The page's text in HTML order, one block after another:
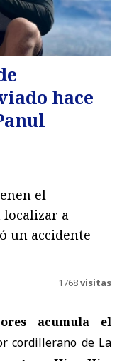
hace
el
localizar a
un accidente
1768visitas
acumula el
cordillerano de La